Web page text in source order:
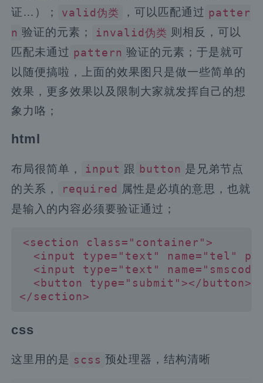
证…）；
valid伪类 ，可以匹配通过 patter
n 验证的元素； invalid伪类 则相反，可以
匹配未通过 pattern 验证的元素；于是就可
以随便搞啦，上面的效果图只是做一些简单的
效果，更多效果以及限制大家就发挥自己的想
象力咯；
html
布局很简单， input 跟 button 是兄弟节点
的关系，
required
属性是必填的意思，也就
是输入的内容必须要验证通过；
<section class="container">
<input type="text" name="tel"
<input type="text"
  <button type="submit"></button>
css
这里用的是 scss 预处理器，结构清晰